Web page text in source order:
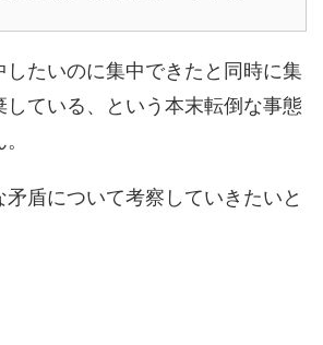
したいのに集中できたと同時に集
している、という本末転倒な事態
盾について考察していきたいと